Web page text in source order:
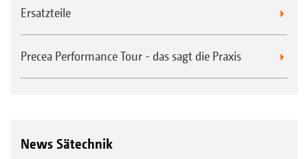
Ersatzteile
Precea Performance Tour - das sagt die Praxis
News Sätechnik